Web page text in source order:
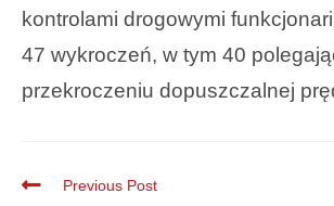
kontrolami drogowymi
47 wykroczeń, w tym 40
przekroczeniu dopuszczalnej
Previous Post